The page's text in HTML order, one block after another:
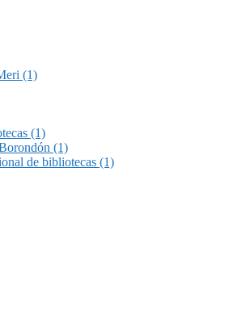
(1)
(1)
(1)
de bibliotecas (1)